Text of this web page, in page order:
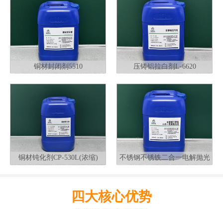
铜材封闭剂5510 压铸铝拉白剂L-6620
铜材钝化剂CP-530L(浓缩)
不锈钢不锈铁二合一电解抛光
四大核心优势